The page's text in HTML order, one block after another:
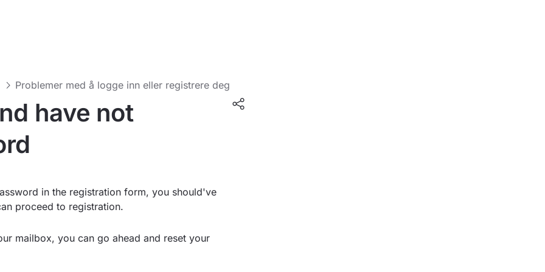
Problemer med å logge inn eller registrere deg
have not
in the registration form, you should've
proceed to registration.
mailbox, you can go ahead and reset your